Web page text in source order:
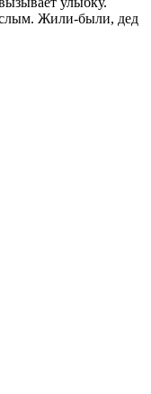
Жили-были, дед